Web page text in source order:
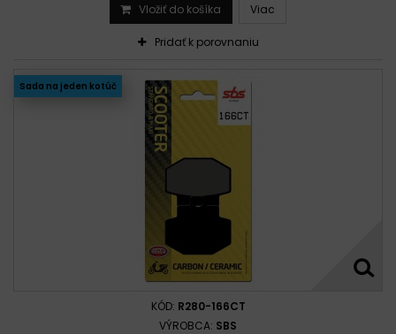
Vložiť do košíka Viac
Pridať k porovnaniu
Sada na jeden kotúč
KÓD: R280-166CT
VÝROBCA: SBS